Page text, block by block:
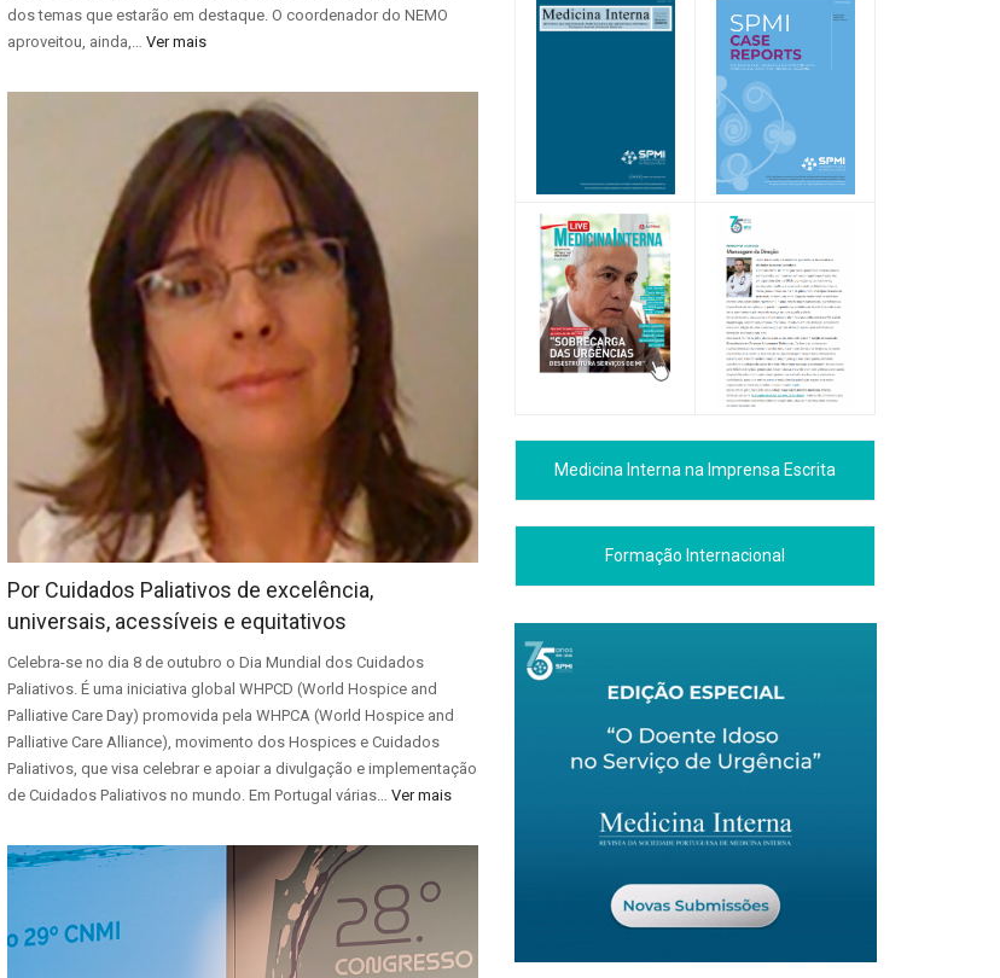
dos temas que estarão em destaque. O coordenador do NEMO
aproveitou, ainda,…Ver mais
Por Cuidados Paliativos de excelência,
universais, acessíveis e equitativos
Celebra-se no dia 8 de outubro o Dia Mundial dos Cuidados
Paliativos. É uma iniciativa global WHPCD (World Hospice and
Palliative Care Day) promovida pela WHPCA (World Hospice and
Palliative Care Alliance), movimento dos Hospices e Cuidados
Paliativos, que visa celebrar e apoiar a divulgação e implementação
de Cuidados Paliativos no mundo. Em Portugal várias…Ver mais
Medicina Interna na Imprensa Escrita
Formação Internacional